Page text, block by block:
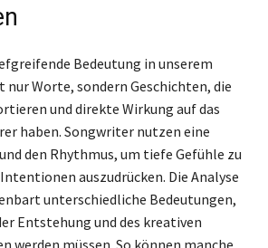
Bedeutung in unserem
nur Worte, sondern Geschichten, die
und direkte Wirkung auf das
haben. Songwriter nutzen eine
den Rhythmus, um tiefe Gefühle zu
auszudrücken. Die Analyse
unterschiedliche Bedeutungen,
Entstehung und des kreativen
werden müssen. So können manche